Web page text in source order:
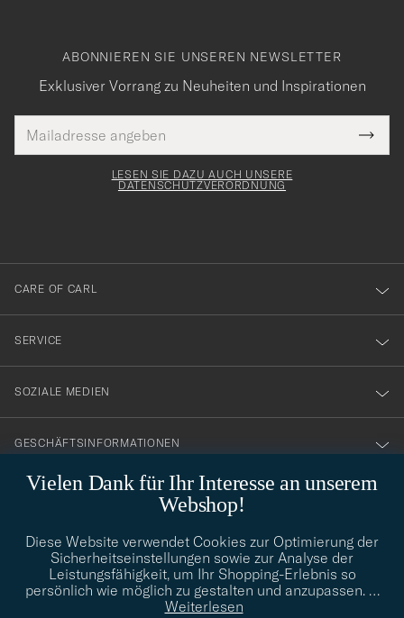
Vielen Dank für Ihr Interesse an unserem
Webshop!
Diese Website verwendet Cookies zur Optimierung der
Sicherheitseinstellungen sowie zur Analyse der
Leistungsfähigkeit, um Ihr Shopping-Erlebnis so
persönlich wie möglich zu gestalten und anzupassen. …
Weiterlesen
ABONNIEREN SIE UNSEREN NEWSLETTER
Exklusiver Vorrang zu Neuheiten und Inspirationen
Mail
Adresse
Tack
för
dig
till
vårt
nyhetsbrev!
LESEN SIE DAZU AUCH UNSERE
DATENSCHUTZVERORDNUNG
CARE OF CARL
SERVICE
SOZIALE MEDIEN
GESCHÄFTSINFORMATIONEN
info@careofcarl.de
Benötigen Sie Hilfe bei der Suche nach Ihrem persönlichen Stil?
Wenden Sie sich an uns, wir helfen Ihnen gerne weiter!